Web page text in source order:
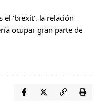
‘brexit’, la relación
ocupar gran parte de